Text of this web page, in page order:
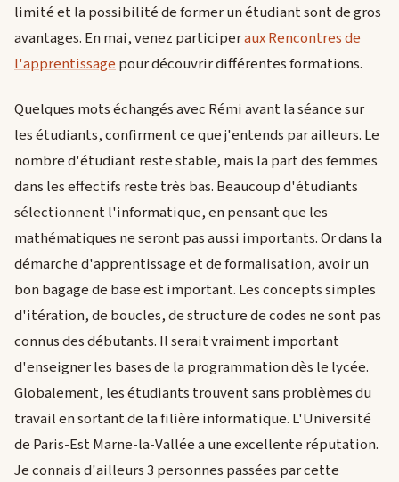
limité et la possibilité de former un étudiant sont de gros
avantages. En mai, venez participeraux Rencontres de
l'apprentissage pour découvrir différentes formations.
Quelques mots échangés avec Rémi avant la séance sur
les étudiants, confirment ce que j'entends par ailleurs. Le
nombre d'étudiant reste stable, mais la part des femmes
dans les effectifs reste très bas. Beaucoup d'étudiants
sélectionnent l'informatique, en pensant que les
mathématiques ne seront pas aussi importants. Or dans la
démarche d'apprentissage et de formalisation, avoir un
bon bagage de base est important. Les concepts simples
d'itération, de boucles, de structure de codes ne sont pas
connus des débutants. Il serait vraiment important
d'enseigner les bases de la programmation dès le lycée.
Globalement, les étudiants trouvent sans problèmes du
travail en sortant de la filière informatique. L'Université
de Paris-Est Marne-la-Vallée a une excellente réputation.
Je connais d'ailleurs 3 personnes passées par cette